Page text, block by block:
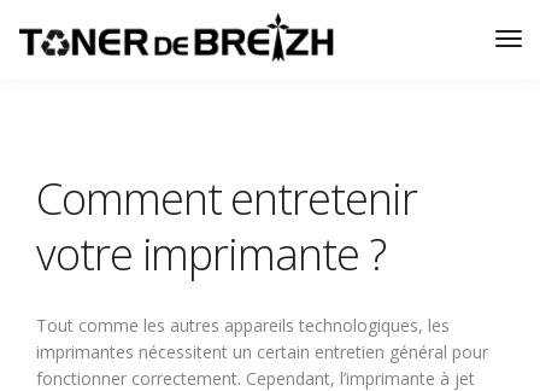
Comment entretenir
votre imprimante ?
Tout comme les autres appareils technologiques, les
imprimantes nécessitent un certain entretien général pour
fonctionner correctement. Cependant, l’imprimante à jet